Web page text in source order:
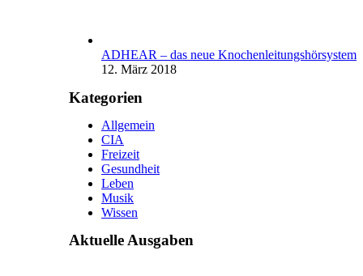
ADHEAR – das neue Knochenleitungshörsystem
12. März 2018
Kategorien
Allgemein
CIA
Freizeit
Gesundheit
Leben
Musik
Wissen
Aktuelle Ausgaben